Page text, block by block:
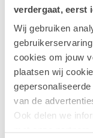
verdergaat, eerst
Wij gebruiken
cookies om jouw
plaatsen wij
van de
Ook delen we
Op
Recent